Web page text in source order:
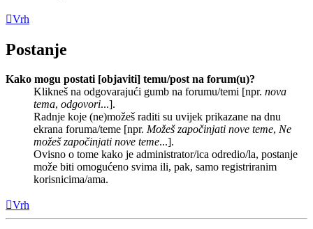
Vrh
Postanje
Kako mogu postati [objaviti] temu/post na forum(u)?
Klikneš na odgovarajući gumb na forumu/temi [npr. nova
tema, odgovori...].
Radnje koje (ne)možeš raditi su uvijek prikazane na dnu
ekrana foruma/teme [npr. Možeš započinjati nove teme, Ne
možeš započinjati nove teme...].
Ovisno o tome kako je administrator/ica odredio/la, postanje
može biti omogućeno svima ili, pak, samo registriranim
korisnicima/ama.
Vrh